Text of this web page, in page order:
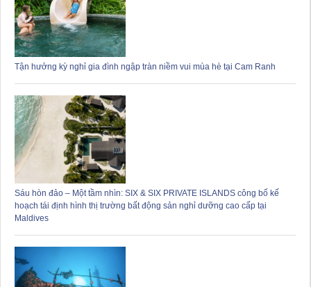
Tận hưởng kỳ nghỉ gia đình ngập tràn niềm vui mùa hè tại Cam Ranh
Sáu hòn đảo – Một tầm nhìn: SIX & SIX PRIVATE ISLANDS công bố kế
hoạch tái định hình thị trường bất động sản nghỉ dưỡng cao cấp tại
Maldives